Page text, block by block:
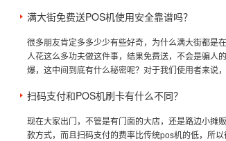
满大街免费送POS机使用安全靠谱吗？
很多朋友肯定多多少少有些好奇，为什么满大街都是
人花这么多功夫做这件事，结果免费送，不会是骗人
爆，这中间到底有什么秘密呢？对于我们使用者来说
扫码支付和POS机刷卡有什么不同？
现在大家出门，不管是有门面的大店，还是路边小摊
款方式，而且扫码支付的费率比传统pos机的低，所